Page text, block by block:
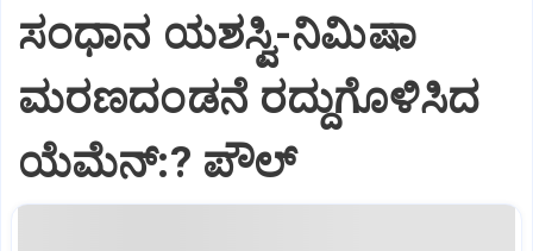
ಸಂಧಾನ ಯಶಸ್ವಿ-ನಿಮಿಷಾ
ಮರಣದಂಡನೆ ರದ್ದುಗೊಳಿಸಿದ
ಯೆಮೆನ್:? ಪೌಲ್